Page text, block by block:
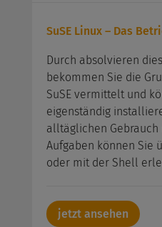
SuSE Linux – Das
Durch absolvieren
bekommen Sie die
SuSE vermittelt und
eigenständig
alltäglichen Gebrauch
Aufgaben können Sie
oder mit der Shell
jetzt ansehen